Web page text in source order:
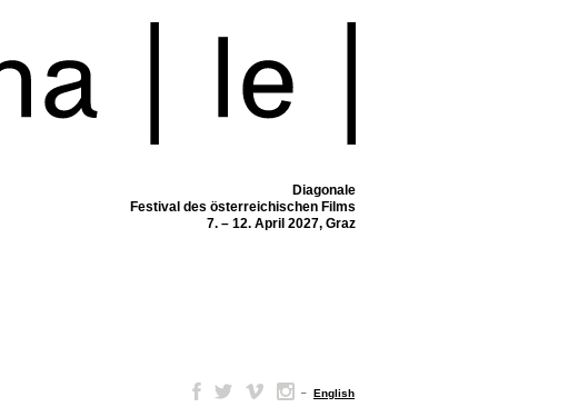
Diagonale
Festival des österreichischen Films
7. – 12. April 2027, Graz
– English